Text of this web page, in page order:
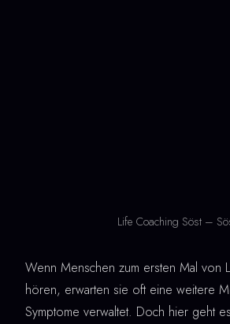
Life Coaching Söst –
Wenn Menschen zum ersten Mal von
hören, erwarten sie oft eine weitere
Symptome verwaltet. Doch hier geht